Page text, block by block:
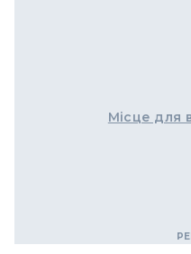
Місце для